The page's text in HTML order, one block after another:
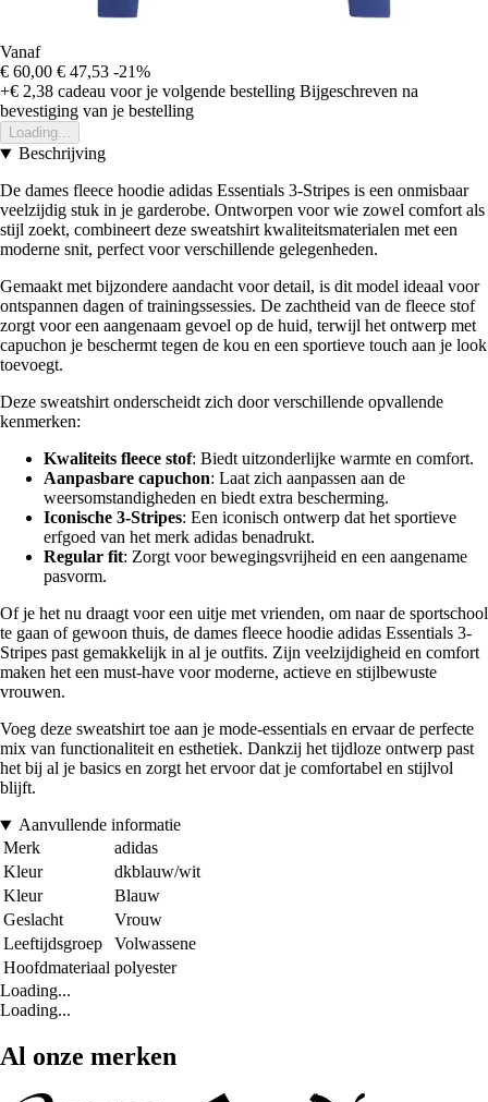
Vanaf
€ 60,00 € 47,53 -21%
+€ 2,38 cadeau voor je volgende bestelling Bijgeschreven na
bevestiging van je bestelling
Loading...
Beschrijving
De dames fleece hoodie adidas Essentials 3-Stripes is een onmisbaar
veelzijdig stuk in je garderobe. Ontworpen voor wie zowel comfort als
stijl zoekt, combineert deze sweatshirt kwaliteitsmaterialen met een
moderne snit, perfect voor verschillende gelegenheden.
Gemaakt met bijzondere aandacht voor detail, is dit model ideaal voor
ontspannen dagen of trainingssessies. De zachtheid van de fleece stof
zorgt voor een aangenaam gevoel op de huid, terwijl het ontwerp met
capuchon je beschermt tegen de kou en een sportieve touch aan je look
toevoegt.
Deze sweatshirt onderscheidt zich door verschillende opvallende
kenmerken:
Kwaliteits fleece stof: Biedt uitzonderlijke warmte en comfort.
Aanpasbare capuchon: Laat zich aanpassen aan de
weersomstandigheden en biedt extra bescherming.
Iconische 3-Stripes: Een iconisch ontwerp dat het sportieve
erfgoed van het merk adidas benadrukt.
Regular fit: Zorgt voor bewegingsvrijheid en een aangename
pasvorm.
Of je het nu draagt voor een uitje met vrienden, om naar de sportschool
te gaan of gewoon thuis, de dames fleece hoodie adidas Essentials 3-
Stripes past gemakkelijk in al je outfits. Zijn veelzijdigheid en comfort
maken het een must-have voor moderne, actieve en stijlbewuste
vrouwen.
Voeg deze sweatshirt toe aan je mode-essentials en ervaar de perfecte
mix van functionaliteit en esthetiek. Dankzij het tijdloze ontwerp past
het bij al je basics en zorgt het ervoor dat je comfortabel en stijlvol
blijft.
Aanvullende informatie
Merk
adidas
Kleur
dkblauw/wit
Kleur
Blauw
Geslacht
Vrouw
Leeftijdsgroep
Volwassene
Hoofdmateriaal polyester
Loading...
Loading...
Al onze merken